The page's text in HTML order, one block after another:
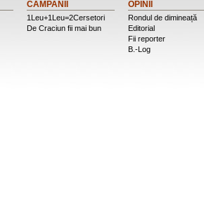
CAMPANII
1Leu+1Leu=2Cersetori
De Craciun fii mai bun
OPINII
Rondul de dimineață
Editorial
Fii reporter
B.-Log